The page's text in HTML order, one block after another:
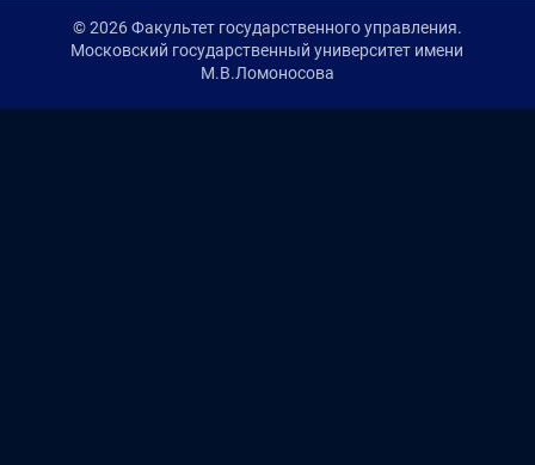
© 2026 Факультет государственного управления.
Московский государственный университет имени
М.В.Ломоносова